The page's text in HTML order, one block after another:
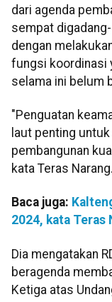
dari agenda
sempat
dengan
fungsi koordinasi
selama ini belum
"Penguatan
laut penting
pembangunan
kata Teras Narang.
Baca juga:
2024, kata Teras
Dia mengatakan
beragenda
Ketiga atas